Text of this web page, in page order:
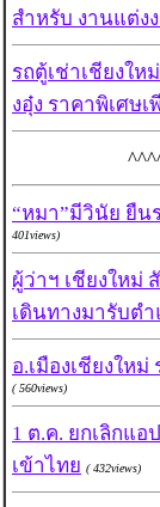
สำหรับ งานแต่ง
รถตู้เช่าเชียงให
งอุ๋ง ราคาพิเศษ
“หมา”มีวินัย ยืน
401views)
ผู้ว่าฯ เชียงใหม่
เดินทางมารับต
อ.เมืองเชียงให
( 560views)
1 ต.ค. ยกเลิกแอ
เข้าไทย ( 432views)